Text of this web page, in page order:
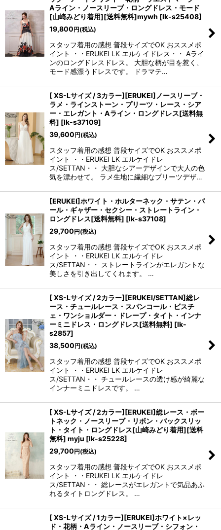
Aライン・ノースリーブ・ロングドレス・モード
[山崎みどり着用][送料無料]mywh [lk-s25408]
19,800円(税込)
スタッフ着用の感想 普段サイズでOK おススメポ
イント ・・ERUKEI LK エルケイドレス・・ Aライ
ンのロングドレスドレス。 大胆な柄が目を惹く、
モード感漂うドレスです。 ドラマテ…
[ XS-Lサイズ / 3カラー][ERUKEI]ノースリーブ・
ラメ・ラインストーン・プリーツ・レース・シア
ー・エレガント・Aライン・ロングドレス[送料無
料] [lk-s37109]
39,600円(税込)
スタッフ着用の感想 普段サイズでOK おススメポ
イント ・・ERUKEI LK エルケイドレ
ス/SETTAN・・ 大胆なシアーデザインで大人の色
気を漂わせて。 ラメ生地に繊細なプリーツデザ…
[ERUKEI]ホワイト・ホルターネック・サテン・パ
ール・ギャザー・セクシー・ストレートライン・
ロングドレス[送料無料] [lk-s37108]
29,700円(税込)
スタッフ着用の感想 普段サイズでOK おススメポ
イント ・・ERUKEI LK エルケイドレ
ス/SETTAN・・ ストレートラインがエレガントな
美しさを引き出してくれます。 …
[ XS-Lサイズ / 2カラー][ERUKEI/SETTAN]総レ
ース・チュールレース・スパンコール・ビスチ
ェ・ワンショルダー・ドレープ・タイト・インナ
ーミニドレス・ロングドレス[送料無料] [lk-
s2857]
38,500円(税込)
スタッフ着用の感想 普段サイズでOK おススメポ
イント ・・ERUKEI LK エルケイドレ
ス/SETTAN・・ チュールレースの透け感が綺麗な
インナーミニドレスです。 …
[ XS-Lサイズ / 2カラー][ERUKEI]総レース・ボー
トネック・ノースリーブ・リボン・バックスリッ
ト・タイト・ロングドレス[山崎みどり着用][送料
無料] myju [lk-s25228]
29,700円(税込)
スタッフ着用の感想 普段サイズでOK おススメポ
イント ・・ERUKEI LK エルケイドレ
ス/SETTAN・・ 総レースがエレガントで気品あふ
れるタイトロングドレス。 …
[ XS-Lサイズ / 1カラー][ERUKEI]ホワイト×レッ
ド・花柄・Aライン・ノースリーブ・シフォン・